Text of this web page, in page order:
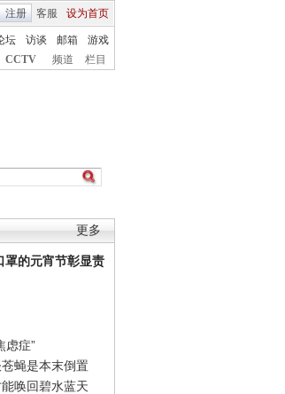
客服 设为首页
注册
坛 访谈 邮箱
游戏
CCTV 频道 栏目
更多
罩的元宵节彰显责
虑症”
蝇是本末倒置
唤回碧水蓝天